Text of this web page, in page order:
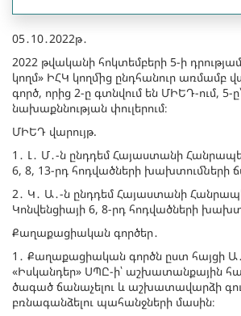
05․10․2022թ․
2022 թվականի հոկտեմբերի 5-ի
կողմ» ԻՀԿ կողմից ընդհանուր առմամբ
գործ, որից 2-ը գտնվում են ՄԻԵԴ-ում,
նախաքննության փուլերում։
ՄԻԵԴ վարույթ.
1․ Լ․ Մ․-ն ընդդեմ Հայաստանի
6, 8, 13-րդ հոդվածների խախտումների
2․ Կ․ Ա․-ն ընդդեմ Հայաստանի
Կոնվենցիայի 6, 8-րդ հոդվածների
Քաղաքացիական գործեր․
1․ Քաղաքացիական գործն ըստ հայցի
«Իսկանդեր» ՍՊԸ-ի՝ աշխատանքային
ծագած ճանաչելու և աշխատավարձի
բռնագանձելու պահանջների մասին։